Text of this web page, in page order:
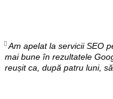
Am apelat la servicii SEO
mai bune în rezultatele
reușit ca, după patru luni,